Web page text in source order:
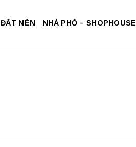
ĐẤT NỀN NHÀ PHỐ – SHOPHOUSE